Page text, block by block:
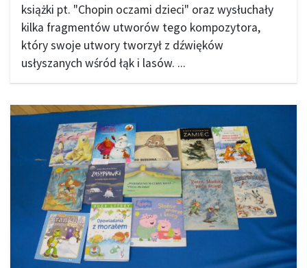
książki pt. "Chopin oczami dzieci" oraz wysłuchały
kilka fragmentów utworów tego kompozytora,
który swoje utwory tworzył z dźwięków
usłyszanych wśród łąk i lasów. ...